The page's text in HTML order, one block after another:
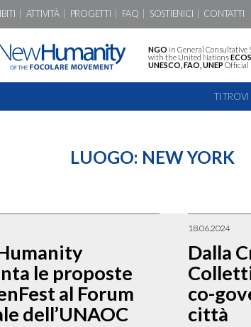
ATTIVITÀ PROGETTI FAQ SOSTIENICI CONTATTI
NGO in General Consultative
with the United Nations
UNESCO, FAO, UNEP Official
TI TROVI
LUOGO: NEW YORK
le proposte
al Forum
dell’UNAOC
18.06.2024
Dalla
co-
città